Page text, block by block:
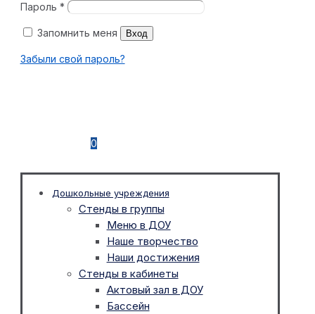
Пароль *
Запомнить меня Вход
Забыли свой пароль?
0
Дошкольные учреждения
Стенды в группы
Меню в ДОУ
Наше творчество
Наши достижения
Стенды в кабинеты
Актовый зал в ДОУ
Бассейн